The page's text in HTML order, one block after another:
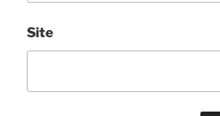
Site